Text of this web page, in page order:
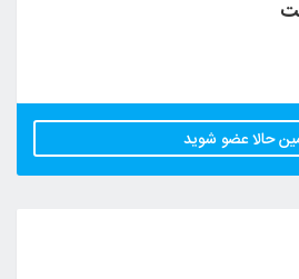
حالا عضو شوید